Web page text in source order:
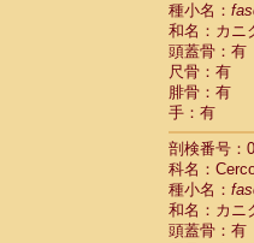
種小名：
和名：カニ
頭蓋骨：有
尺骨：有
腓骨：有
手：有
剖検番号：
科名：
種小名：
和名：カニ
頭蓋骨：有